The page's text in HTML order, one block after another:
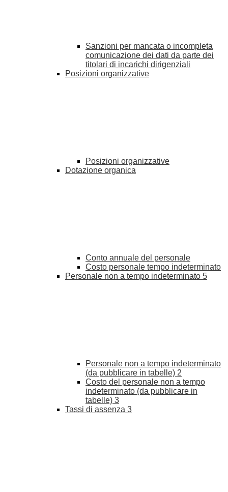
Sanzioni per mancata o incompleta
comunicazione dei dati da parte dei
titolari di incarichi dirigenziali
Posizioni organizzative
Posizioni organizzative
Dotazione organica
Conto annuale del personale
Costo personale tempo indeterminato
Personale non a tempo indeterminato 5
Personale non a tempo indeterminato
(da pubblicare in tabelle) 2
Costo del personale non a tempo
indeterminato (da pubblicare in
tabelle) 3
Tassi di assenza 3